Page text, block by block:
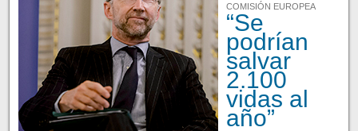
COMISIÓN EUROPEA
“Se
podrían
salvar
2.100
vidas al
año”